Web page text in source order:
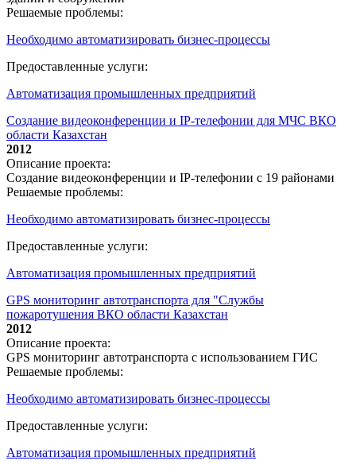
Решаемые проблемы:
Необходимо автоматизировать бизнес-процессы
Предоставленные услуги:
Автоматизация промышленных предприятий
Создание видеоконференции и IP-телефонии для МЧС ВКО
области Казахстан
2012
Описание проекта:
Создание видеоконференции и IP-телефонии с 19 районами
Решаемые проблемы:
Необходимо автоматизировать бизнес-процессы
Предоставленные услуги:
Автоматизация промышленных предприятий
GPS мониторинг автотранспорта для "Службы
пожаротушения ВКО области Казахстан
2012
Описание проекта:
GPS мониторинг автотранспорта с использованием ГИС
Решаемые проблемы:
Необходимо автоматизировать бизнес-процессы
Предоставленные услуги:
Автоматизация промышленных предприятий